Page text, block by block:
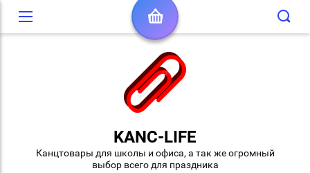
KANC-LIFE
Канцтовары для школы и офиса, а так же огромный
выбор всего для праздника